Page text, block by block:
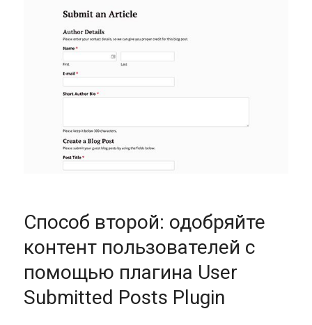
Способ второй: одобряйте
контент пользователей с
помощью плагина User
Submitted Posts Plugin